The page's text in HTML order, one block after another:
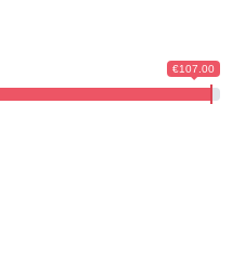
€107.00